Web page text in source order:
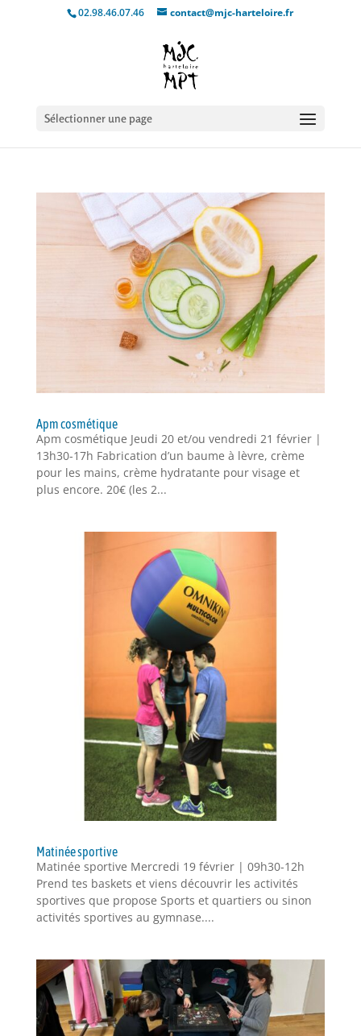
02.98.46.07.46 contact@mjc-harteloire.fr
Sélectionner une page
Apm cosmétique
Apm cosmétique Jeudi 20 et/ou vendredi 21 février |
13h30-17h Fabrication d’un baume à lèvre, crème
pour les mains, crème hydratante pour visage et
plus encore. 20€ (les 2...
Matinée sportive
Matinée sportive Mercredi 19 février | 09h30-12h
Prend tes baskets et viens découvrir les activités
sportives que propose Sports et quartiers ou sinon
activités sportives au gymnase....